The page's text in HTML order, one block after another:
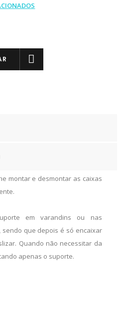
montar e desmontar as caixas
em varandins ou nas
que depois é só encaixar
Quando não necessitar da
apenas o suporte.